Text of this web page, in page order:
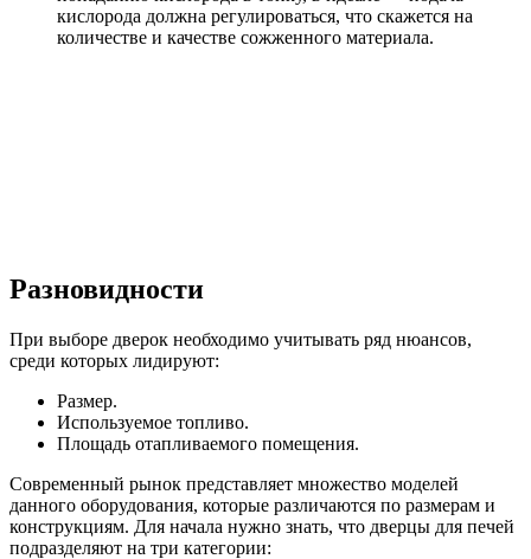
кислорода должна регулироваться, что скажется на
количестве и качестве сожженного материала.
Разновидности
При выборе дверок необходимо учитывать ряд нюансов,
среди которых лидируют:
Размер.
Используемое топливо.
Площадь отапливаемого помещения.
Современный рынок представляет множество моделей
данного оборудования, которые различаются по размерам и
конструкциям. Для начала нужно знать, что дверцы для печей
подразделяют на три категории: